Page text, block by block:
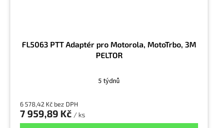
FL5063 PTT Adaptér pro Motorola, MotoTrbo, 3M
PELTOR
5 týdnů
6 578,42 Kč bez DPH
7 959,89 Kč / ks